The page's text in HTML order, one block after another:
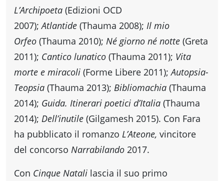
L’Archipoeta (Edizioni OCD
2007); Atlantide (Thauma 2008); Il mio
Orfeo (Thauma 2010); Né giorno né notte (Greta
2011); Cantico lunatico (Thauma 2011); Vita
morte e miracoli (Forme Libere 2011); Autopsia-
Teopsia (Thauma 2013); Bibliomachia (Thauma
2014); Guida. Itinerari poetici d’Italia (Thauma
2014); Dell’inutile (Gilgamesh 2015). Con Fara
ha pubblicato il romanzo L’Ateone, vincitore
del concorso Narrabilando 2017.
Con Cinque Natali lascia il suo primo